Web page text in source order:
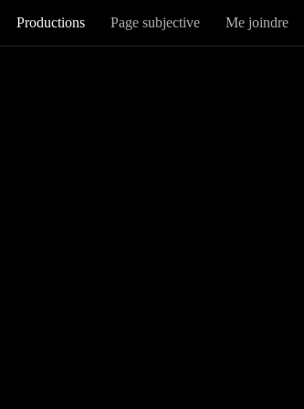
Productions Page subjective Me joindre